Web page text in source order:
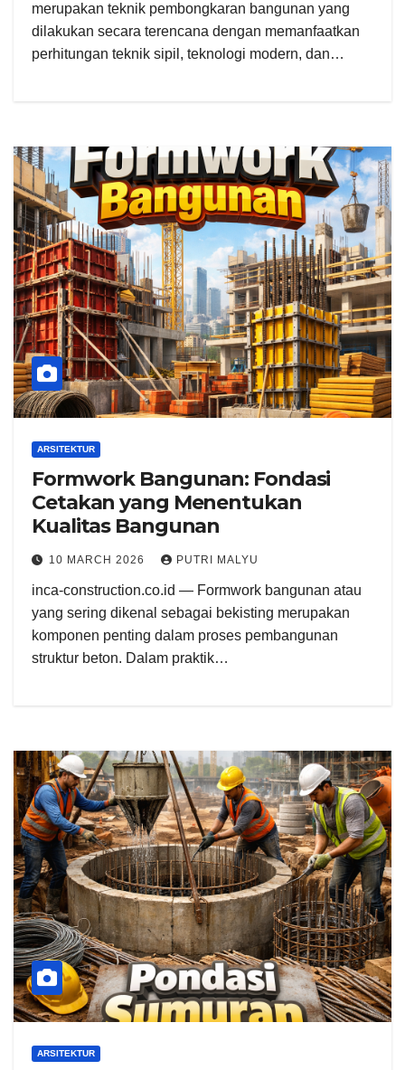
merupakan teknik pembongkaran bangunan yang
dilakukan secara terencana dengan memanfaatkan
perhitungan teknik sipil, teknologi modern, dan…
ARSITEKTUR
Formwork Bangunan: Fondasi
Cetakan yang Menentukan
Kualitas Bangunan
10 MARCH 2026 PUTRI MALYU
inca-construction.co.id — Formwork bangunan atau
yang sering dikenal sebagai bekisting merupakan
komponen penting dalam proses pembangunan
struktur beton. Dalam praktik…
ARSITEKTUR